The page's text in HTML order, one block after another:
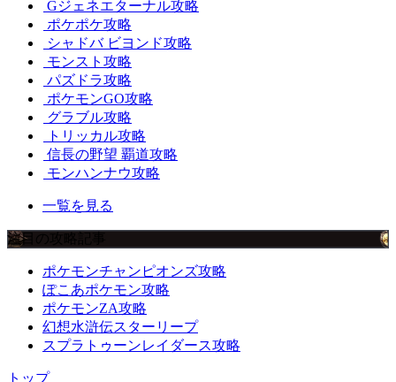
Gジェネエターナル攻略
ポケポケ攻略
シャドバ ビヨンド攻略
モンスト攻略
パズドラ攻略
ポケモンGO攻略
グラブル攻略
トリッカル攻略
信長の野望 覇道攻略
モンハンナウ攻略
一覧を見る
注目の攻略記事
ポケモンチャンピオンズ攻略
ぽこあポケモン攻略
ポケモンZA攻略
幻想水滸伝スターリープ
スプラトゥーンレイダース攻略
トップ